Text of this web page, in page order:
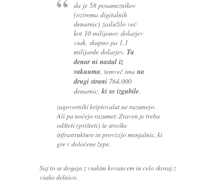
da je 58 posameznikov
(oziroma digitalnih
denarnic) zaslužilo več
kot 10 milijonov dolarjev
vsak, skupno pa 1,1
milijarde dolarjev. Ta
denar ni nastal iz
vakuuma, temveč imana
drugi strani 764.000
denarnic,ki so izgubile.
zagovorniki kriptovalut ne razumejo.
Ali pa nočejo razumet. Zraven je treba
odšteti (prišteti) še stroške
infrastrukture in provizijo menjalnic, ki
gre v določene žepe.
Saj to se dogaja z vsakim kovancem in celo skoraj z
vsako delnico.